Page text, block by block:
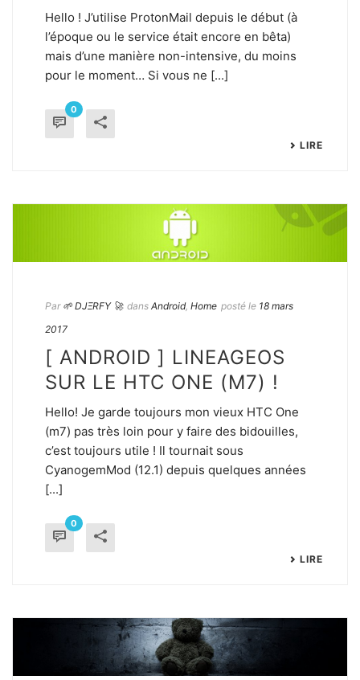
Hello ! J’utilise ProtonMail depuis le début (à
l’époque ou le service était encore en bêta)
mais d’une manière non-intensive, du moins
pour le moment… Si vous ne [...]
0
LIRE
Par 🌱 DJΞRFY 🚀 dans Android, Home posté le 18 mars
2017
[ ANDROID ] LINEAGEOS
SUR LE HTC ONE (M7) !
Hello! Je garde toujours mon vieux HTC One
(m7) pas très loin pour y faire des bidouilles,
c’est toujours utile ! Il tournait sous
CyanogemMod (12.1) depuis quelques années
[...]
0
LIRE